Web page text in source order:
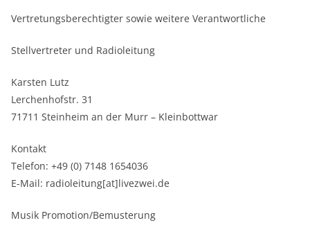
Vertretungsberechtigter sowie weitere Verantwortliche
Stellvertreter und Radioleitung
Karsten Lutz
Lerchenhofstr. 31
71711 Steinheim an der Murr – Kleinbottwar
Kontakt
Telefon: +49 (0) 7148 1654036
E-Mail: radioleitung[at]livezwei.de
Musik Promotion/Bemusterung